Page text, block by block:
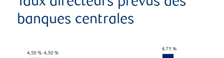
banques centrales